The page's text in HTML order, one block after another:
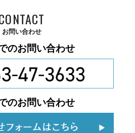
お問い合わせ
のお問い合わせ
のお問い合わせ